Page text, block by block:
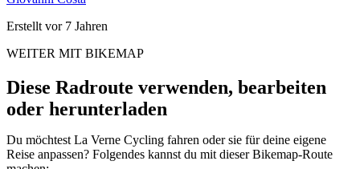
Erstellt vor 7 Jahren
WEITER MIT BIKEMAP
Diese Radroute verwenden, bearbeiten
oder herunterladen
Du möchtest La Verne Cycling fahren oder sie für deine eigene
Reise anpassen? Folgendes kannst du mit dieser Bikemap-Route